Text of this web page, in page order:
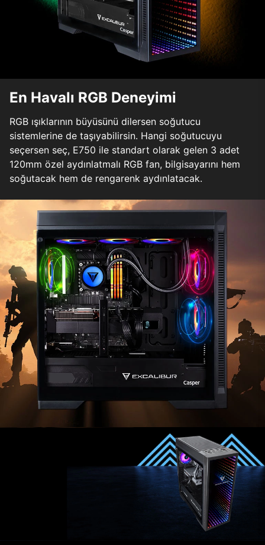
En Havalı RGB Deneyimi
RGB ışıklarının büyüsünü dilersen soğutucu
sistemlerine de taşıyabilirsin. Hangi soğutucuyu
seçersen seç, E750 ile standart olarak gelen 3 adet
120mm özel aydınlatmalı RGB fan, bilgisayarını hem
soğutacak hem de rengarenk aydınlatacak.